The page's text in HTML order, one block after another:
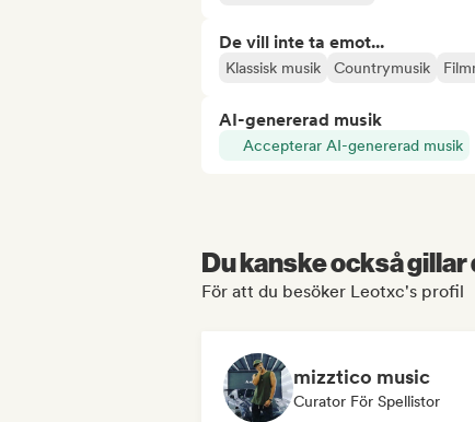
De vill inte ta emot...
Klassisk musik Countrymusik
AI-genererad musik
Accepterar AI-genererad musik
Du kanske också
För att du besöker Leotxc's profil
mizztico music
Curator För Spellistor